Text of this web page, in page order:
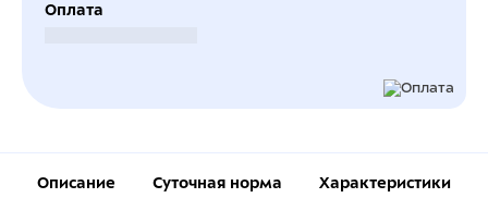
Оплата
Описание Суточная норма Характеристики